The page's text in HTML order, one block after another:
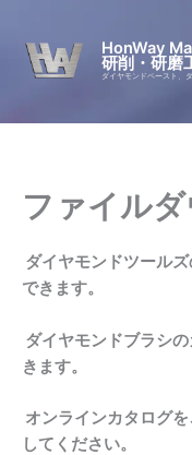
content
HonWay
研削・研磨
ダイヤモンドペースト、
ファイル
ダイヤモンドツール
できます。
ダイヤモンドブラシ
きます。
オンラインカタログ
してください。